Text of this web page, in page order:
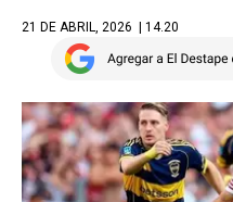
21 DE ABRIL, 2026 | 14.20